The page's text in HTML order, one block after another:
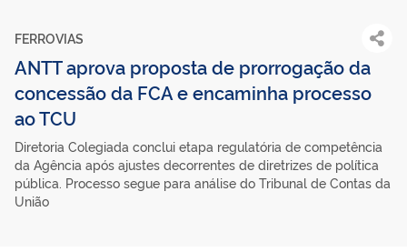
FERROVIAS
ANTT aprova proposta de prorrogação da
concessão da FCA e encaminha processo
ao TCU
Diretoria Colegiada conclui etapa regulatória de competência
da Agência após ajustes decorrentes de diretrizes de política
pública. Processo segue para análise do Tribunal de Contas da
União